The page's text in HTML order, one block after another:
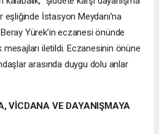
İstasyon Meydanı’na
Yürek’in eczanesi önünde
iletildi. Eczanesinin önüne
arasında duygu dolu anlar
VİCDANA VE DAYANIŞMAYA